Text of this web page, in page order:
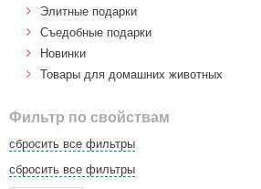
Элитные подарки
Cъедобные подарки
Новинки
Товары для домашних животных
Фильтр по свойствам
сбросить все фильтры
сбросить все фильтры